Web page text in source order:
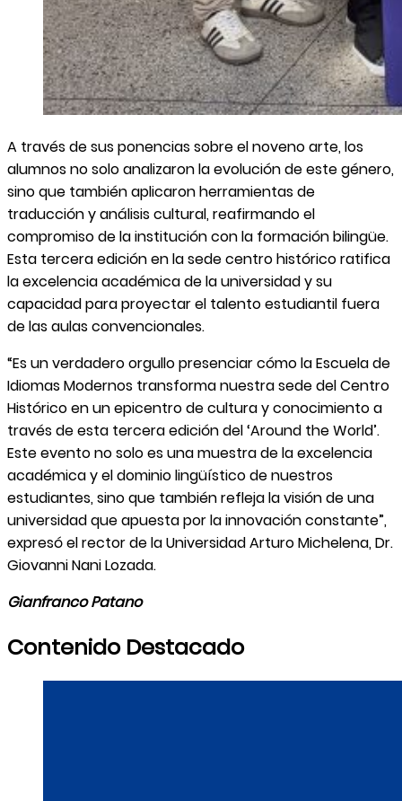
A través de sus ponencias sobre el noveno arte, los
alumnos no solo analizaron la evolución de este género,
sino que también aplicaron herramientas de
traducción y análisis cultural, reafirmando el
compromiso de la institución con la formación bilingüe.
Esta tercera edición en la sede centro histórico ratifica
la excelencia académica de la universidad y su
capacidad para proyectar el talento estudiantil fuera
de las aulas convencionales.
“Es un verdadero orgullo presenciar cómo la Escuela de
Idiomas Modernos transforma nuestra sede del Centro
Histórico en un epicentro de cultura y conocimiento a
través de esta tercera edición del ‘Around the World’.
Este evento no solo es una muestra de la excelencia
académica y el dominio lingüístico de nuestros
estudiantes, sino que también refleja la visión de una
universidad que apuesta por la innovación constante”,
expresó el rector de la Universidad Arturo Michelena, Dr.
Giovanni Nani Lozada.
Gianfranco Patano
Contenido Destacado